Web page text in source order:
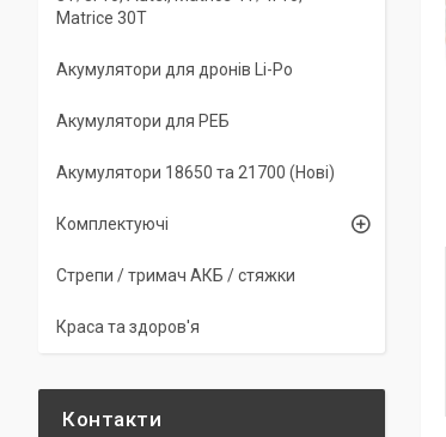
Matrice 30T
Акумулятори для дронів Li-Po
Акумулятори для РЕБ
Акумулятори 18650 та 21700 (Нові)
Комплектуючі
Стрепи / тримач АКБ / стяжки
Краса та здоров'я